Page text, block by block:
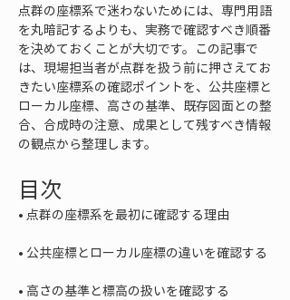
点群の座標系で迷わないためには、専門用語
を丸暗記するよりも、実務で確認すべき順番
を決めておくことが大切です。この記事で
は、現場担当者が点群を扱う前に押さえてお
きたい座標系の確認ポイントを、公共座標と
ローカル座標、高さの基準、既存図面との整
合、合成時の注意、成果として残すべき情報
の観点から整理します。
目次
•
•
•